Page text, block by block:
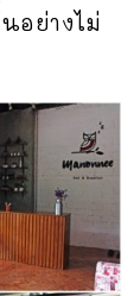
อย่างไม่